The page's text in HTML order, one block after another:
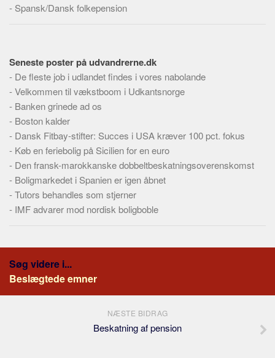
Redigering
Hjælp
- Spansk/Dansk folkepension
Seneste poster på udvandrerne.dk
- De fleste job i udlandet findes i vores nabolande
-Velkommen til vækstboom i Udkantsnorge
- Banken grinede ad os
- Boston kalder
- Dansk Fitbay-stifter: Succes i USA kræver 100 pct. fokus
- Køb en feriebolig på Sicilien for en euro
- Den fransk-marokkanske dobbeltbeskatningsoverenskomst
- Boligmarkedet i Spanien er igen åbnet
-Tutors behandles som stjerner
- IMF advarer mod nordisk boligboble
Søg videre i...
Beslægtede emner
NÆSTE BIDRAG
Beskatning af pension